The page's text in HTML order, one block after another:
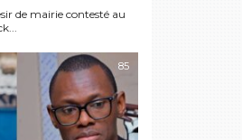
de mairie contesté au
85